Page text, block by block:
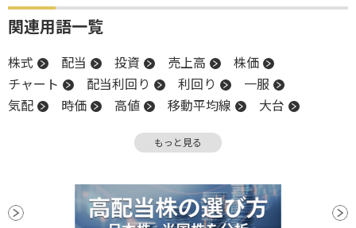
関連用語一覧
株式 配当 投資 売上高
株価
チャート
配当利回り 利回り
一服
気配
時価 高値 移動平均線
大台
もっと見る